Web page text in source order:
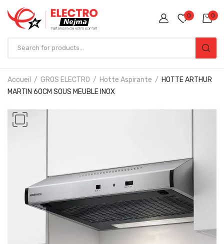
0 0
Accueil GROS ELECTRO Hotte Aspirante
HOTTE ARTHUR
MARTIN 60CM SOUS MEUBLE INOX